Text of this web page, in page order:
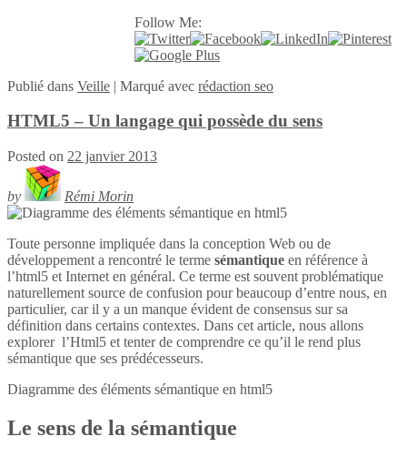
Follow Me:
Publié dans Veille | Marqué avec rédaction seo
HTML5 – Un langage qui possède du sens
Posted on 22 janvier 2013
by Rémi Morin
Toute personne impliquée dans la conception Web ou de
développement a rencontré le terme sémantique en référence à
l’html5 et Internet en général. Ce terme est souvent problématique
naturellement source de confusion pour beaucoup d’entre nous, en
particulier, car il y a un manque évident de consensus sur sa
définition dans certains contextes. Dans cet article, nous allons
explorer l’Html5 et tenter de comprendre ce qu’il le rend plus
sémantique que ses prédécesseurs.
Diagramme des éléments sémantique en html5
Le sens de la sémantique